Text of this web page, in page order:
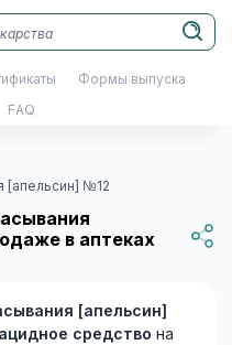
Формы выпуска
FAQ
[апельсин] №12
в аптеках
[апельсин]
средство на